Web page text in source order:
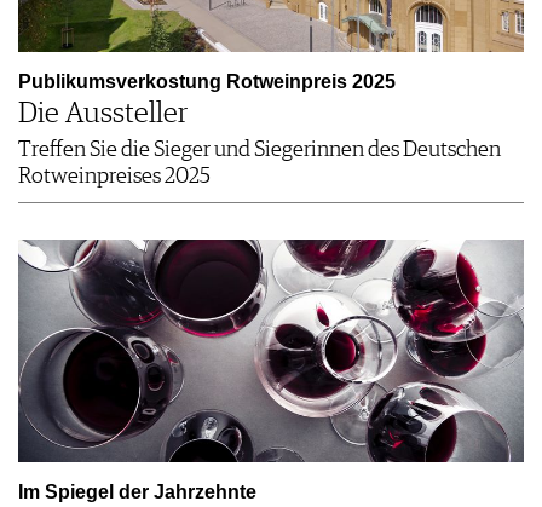
Publikumsverkostung Rotweinpreis 2025
Die Aussteller
Treffen Sie die Sieger und Siegerinnen des Deutschen
Rotweinpreises 2025
Im Spiegel der Jahrzehnte